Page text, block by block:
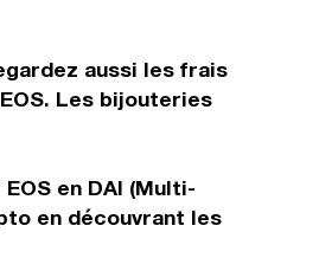
aussi les frais
Les bijouteries
en DAI (Multi-
en découvrant les